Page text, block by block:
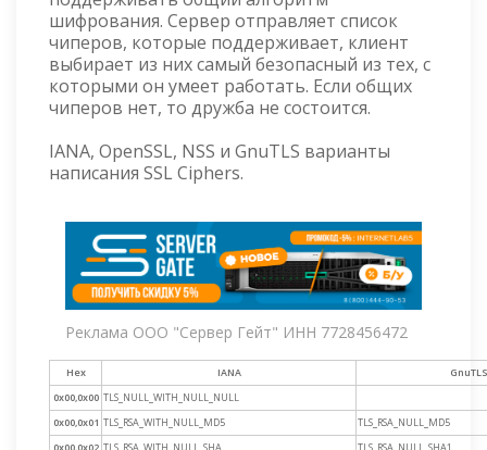
шифрования. Сервер отправляет список
чиперов, которые поддерживает, клиент
выбирает из них самый безопасный из тех, с
которыми он умеет работать. Если общих
чиперов нет, то дружба не состоится.
IANA, OpenSSL, NSS и GnuTLS варианты
написания SSL Ciphers.
Реклама ООО "Сервер Гейт" ИНН 7728456472
Hex IANA
GnuTLS
0x00,0x00 TLS_NULL_WITH_NULL_NULL
0x00,0x01 TLS_RSA_WITH_NULL_MD5
TLS_RSA_NULL_MD5